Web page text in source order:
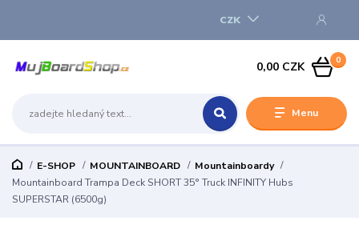
Menu
CZK
0
0,00 CZK
E-SHOP MOUNTAINBOARD
Mountainboardy
Mountainboard Trampa Deck SHORT 35° Truck INFINITY Hubs
SUPERSTAR (6500g)